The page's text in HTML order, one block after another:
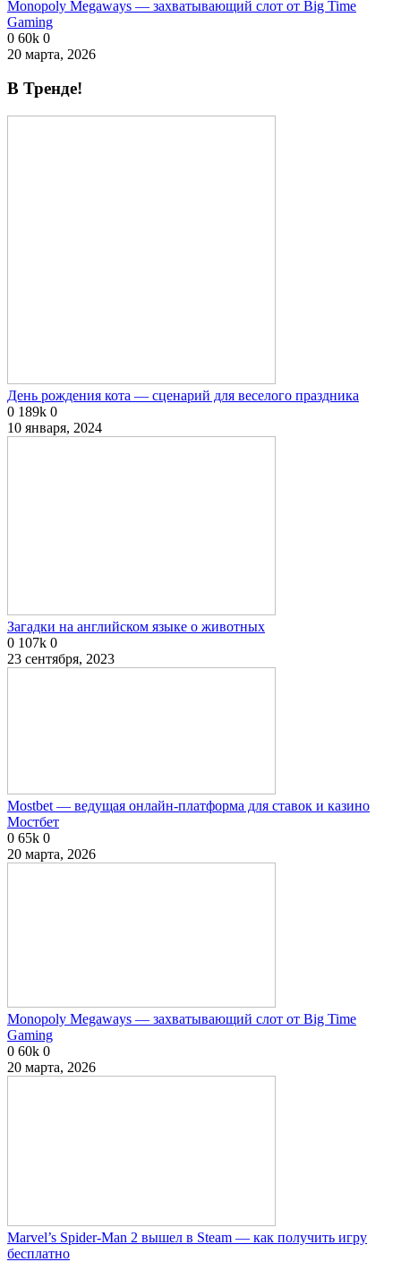
Monopoly Megaways — захватывающий слот от Big Time
Gaming
0 60k 0
20 марта, 2026
В Тренде!
День рождения кота — сценарий для веселого праздника
0 189k 0
10 января, 2024
Загадки на английском языке о животных
0 107k 0
23 сентября, 2023
Mostbet — ведущая онлайн-платформа для ставок и казино
Мостбет
0 65k 0
20 марта, 2026
Monopoly Megaways — захватывающий слот от Big Time
Gaming
0 60k 0
20 марта, 2026
Marvel’s Spider-Man 2 вышел в Steam — как получить игру
бесплатно